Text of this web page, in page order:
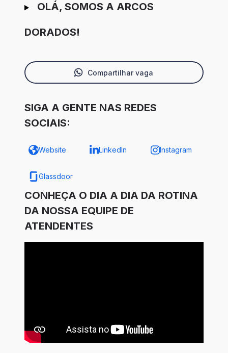
OLÁ, SOMOS A ARCOS
DORADOS!
Compartilhar vaga
SIGA A GENTE NAS REDES
SOCIAIS:
Website LinkedIn Instagram
Glassdoor
CONHEÇA O DIA A DIA DA ROTINA
DA NOSSA EQUIPE DE
ATENDENTES